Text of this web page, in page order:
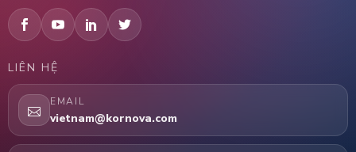
LIÊN HỆ
EMAIL
vietnam@kornova.com